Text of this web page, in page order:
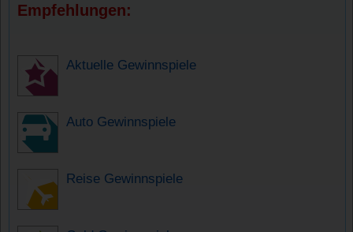
Empfehlungen:
Aktuelle Gewinnspiele
Auto Gewinnspiele
Reise Gewinnspiele